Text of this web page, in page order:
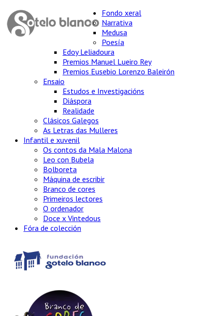
Fondo xeral
Narrativa
Medusa
Poesía
Edoy Leliadoura
Premios Manuel Lueiro Rey
Premios Eusebio Lorenzo Baleirón
Ensaio
Estudos e Investigacións
Diáspora
Realidade
Clásicos Galegos
As Letras das Mulleres
Infantil e xuvenil
Os contos da Mala Malona
Leo con Bubela
Bolboreta
Máquina de escribir
Branco de cores
Primeiros lectores
O ordenador
Doce x Vintedous
Fóra de colección